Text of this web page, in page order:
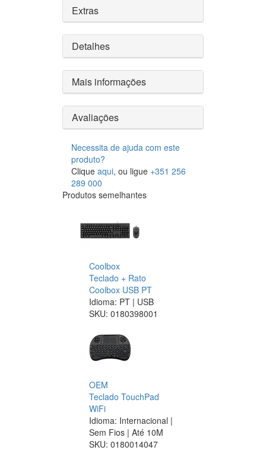
Extras
Detalhes
Mais informações
Avaliações
Necessita de ajuda com este
produto?
Clique aqui, ou ligue +351 256
289 000
Produtos semelhantes
Coolbox
Teclado + Rato
Coolbox USB PT
Idioma: PT | USB
SKU: 0180398001
OEM
Teclado TouchPad
WiFi
Idioma: Internacional |
Sem Fios | Até 10M
SKU: 0180014047